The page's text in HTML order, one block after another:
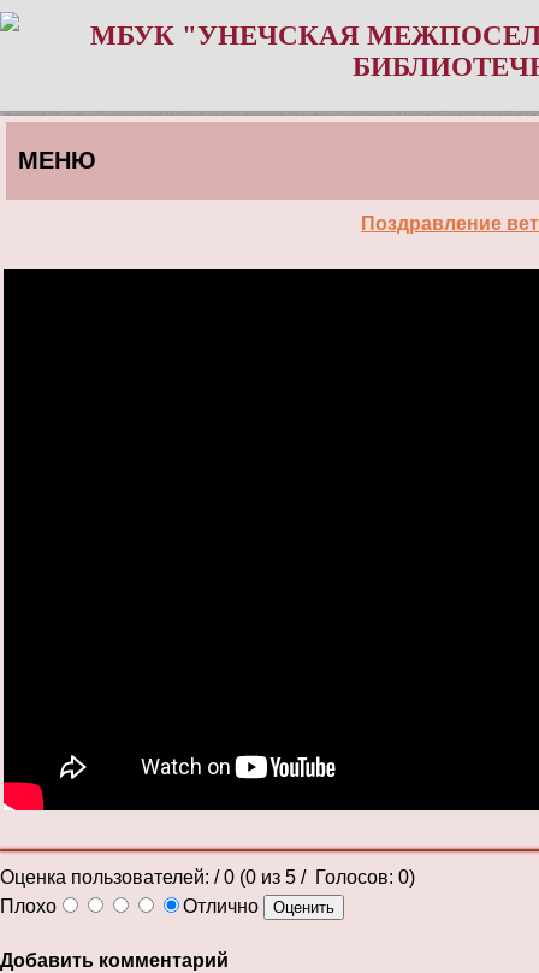
МБУК "УНЕЧСКАЯ
МЕНЮ
Поздравление
Оценка пользователей: / 0 (0 из 5 / Голосов: 0)
Плохо
Отлично
Добавить комментарий